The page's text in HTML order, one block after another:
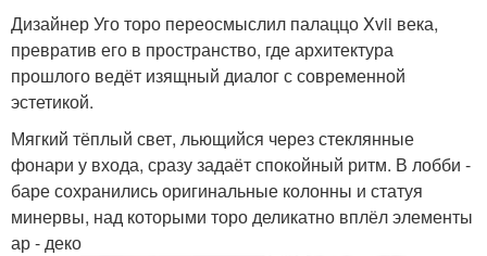
Дизайнер Уго торо переосмыслил палаццо Xvii века,
превратив его в пространство, где архитектура
прошлого ведёт изящный диалог с современной
эстетикой.
Мягкий тёплый свет, льющийся через стеклянные
фонари у входа, сразу задаёт спокойный ритм. В лобби -
баре сохранились оригинальные колонны и статуя
минервы, над которыми торо деликатно вплёл элементы
ар - деко